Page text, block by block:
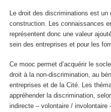
Le droit des discriminations est un
construction. Les connaissances
représentent donc une valeur
sein des entreprises et pour les
Ce mooc permet d’acquérir le
droit à la non-discrimination, au
entreprises et de la Cité. Les
appréhender la discrimination,
indirecte – volontaire /